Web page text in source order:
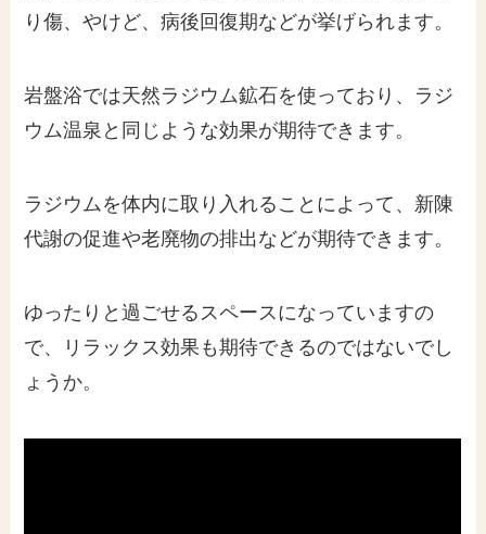
り傷、やけど、病後回復期などが挙げられます。
岩盤浴では天然ラジウム鉱石を使っており、ラジ
ウム温泉と同じような効果が期待できます。
ラジウムを体内に取り入れることによって、新陳
代謝の促進や老廃物の排出などが期待できます。
ゆったりと過ごせるスペースになっていますの
で、リラックス効果も期待できるのではないでし
ょうか。